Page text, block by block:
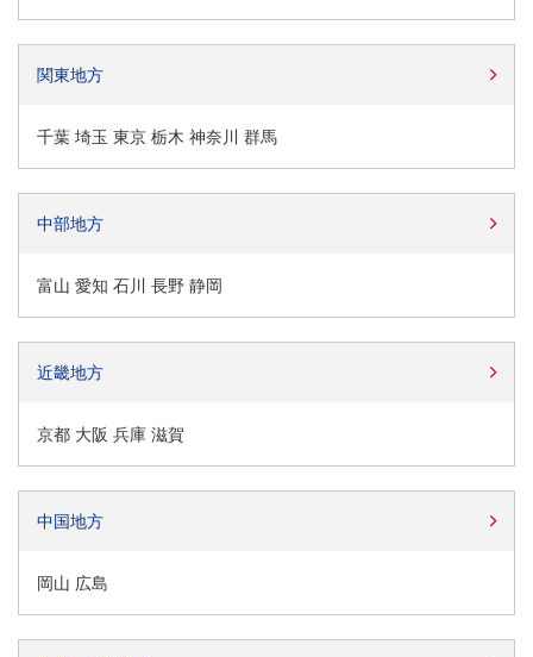
関東地方
千葉 埼玉 東京 栃木 神奈川 群馬
中部地方
富山 愛知 石川 長野 静岡
近畿地方
京都 大阪 兵庫 滋賀
中国地方
岡山 広島